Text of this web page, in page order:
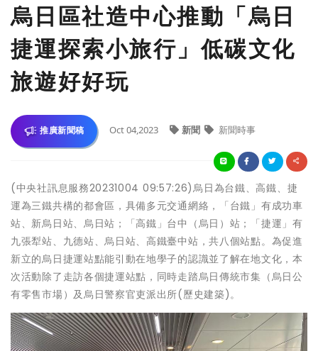
烏日區社造中心推動「烏日
捷運探索小旅行」低碳文化
旅遊好好玩
推廣新聞稿 Oct 04,2023 新聞 新聞時事
(中央社訊息服務20231004 09:57:26)烏日為台鐵、高鐵、捷
運為三鐵共構的都會區，具備多元交通網絡，「台鐵」有成功車
站、新烏日站、烏日站；「高鐵」台中（烏日）站；「捷運」有
九張犁站、九德站、烏日站、高鐵臺中站，共八個站點。為促進
新立的烏日捷運站點能引動在地學子的認識並了解在地文化，本
次活動除了走訪各個捷運站點，同時走踏烏日傳統市集（烏日公
有零售市場）及烏日警察官吏派出所(歷史建築)。